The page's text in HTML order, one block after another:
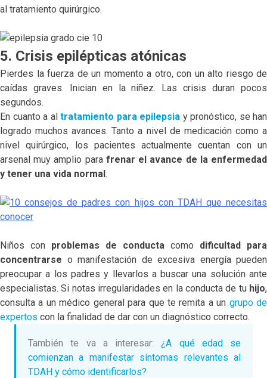
al tratamiento quirúrgico.
5. Crisis epilépticas atónicas
Pierdes la fuerza de un momento a otro, con un alto riesgo de
caídas graves. Inician en la niñez. Las crisis duran pocos
segundos.
En cuanto a al tratamiento para epilepsia y pronóstico, se han
logrado muchos avances. Tanto a nivel de medicación como a
nivel quirúrgico, los pacientes actualmente cuentan con un
arsenal muy amplio para frenar el avance de la enfermedad
y tener una vida normal.
Niños con problemas de conducta como dificultad para
concentrarse o manifestación de excesiva energía pueden
preocupar a los padres y llevarlos a buscar una solución ante
especialistas. Si notas irregularidades en la conducta de tu hijo,
consulta a un médico general para que te remita a un grupo de
expertos con la finalidad de dar con un diagnóstico correcto.
También te va a interesar:¿A qué edad se
comienzan a manifestar síntomas relevantes al
TDAH y cómo identificarlos?​